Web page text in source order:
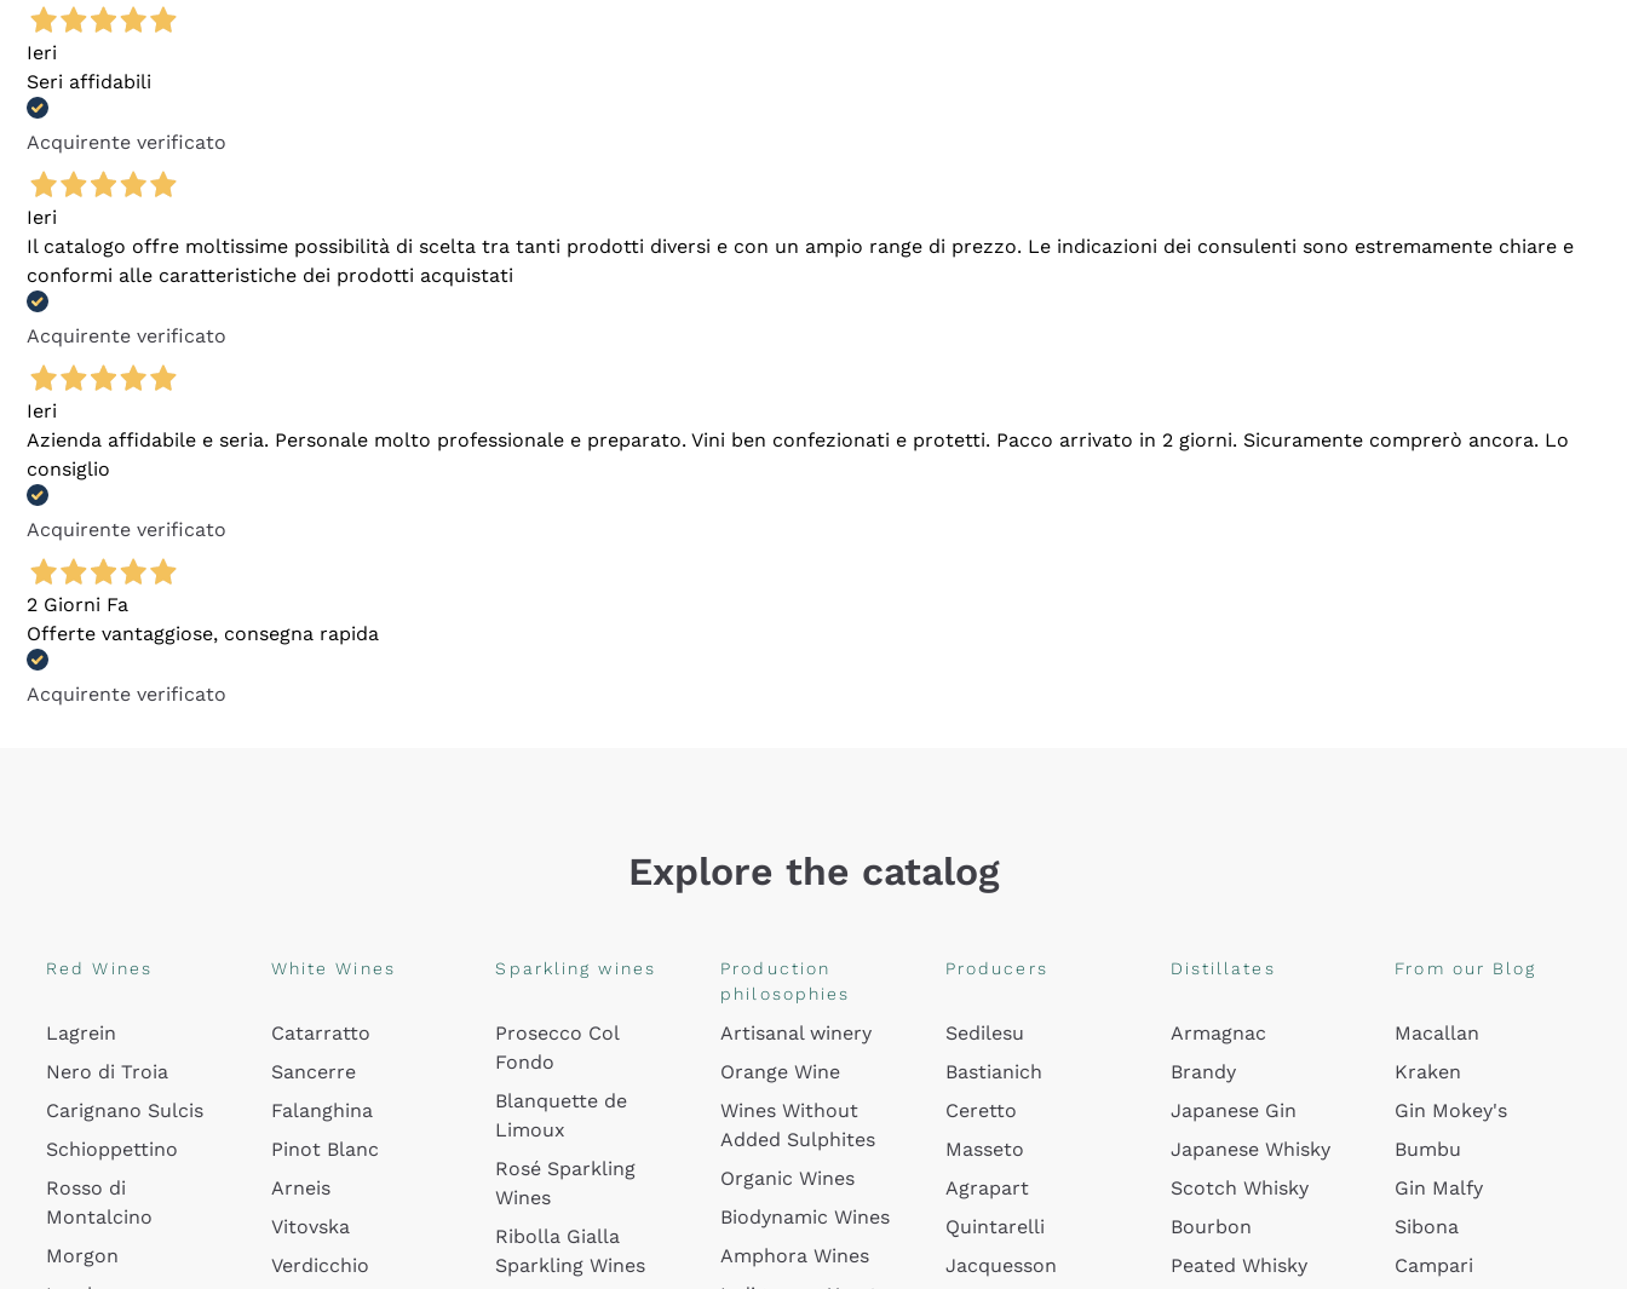
Ieri
Seri affidabili
Acquirente verificato
Ieri
Il catalogo offre moltissime possibilità di scelta tra tanti prodotti diversi e con un ampio range di prezzo. Le indicazioni dei consulenti sono estremamente chiare e
conformi alle caratteristiche dei prodotti acquistati
Acquirente verificato
Ieri
Azienda affidabile e seria. Personale molto professionale e preparato. Vini ben confezionati e protetti. Pacco arrivato in 2 giorni. Sicuramente comprerò ancora. Lo
consiglio
Acquirente verificato
2 Giorni Fa
Offerte vantaggiose, consegna rapida
Acquirente verificato
Explore the catalog
Red Wines
Lagrein
Nero di Troia
Carignano Sulcis
Schioppettino
Rosso di
Montalcino
Morgon
White Wines
Catarratto
Sancerre
Falanghina
Pinot Blanc
Arneis
Vitovska
Verdicchio
Sparkling wines
Prosecco Col
Fondo
Blanquette de
Limoux
Rosé Sparkling
Wines
Ribolla Gialla
Sparkling Wines
Production
philosophies
Artisanal winery
Orange Wine
Wines Without
Added Sulphites
Organic Wines
Biodynamic Wines
Amphora Wines
Producers
Sedilesu
Bastianich
Ceretto
Masseto
Agrapart
Quintarelli
Jacquesson
Distillates
Armagnac
Brandy
Japanese Gin
Japanese Whisky
Scotch Whisky
Bourbon
Peated Whisky
From our Blog
Macallan
Kraken
Gin Mokey's
Bumbu
Gin Malfy
Sibona
Campari